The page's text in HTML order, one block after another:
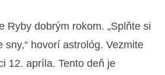
Ryby dobrým rokom. „Splňte si
sny,“ hovorí astrológ. Vezmite
12. apríla. Tento deň je